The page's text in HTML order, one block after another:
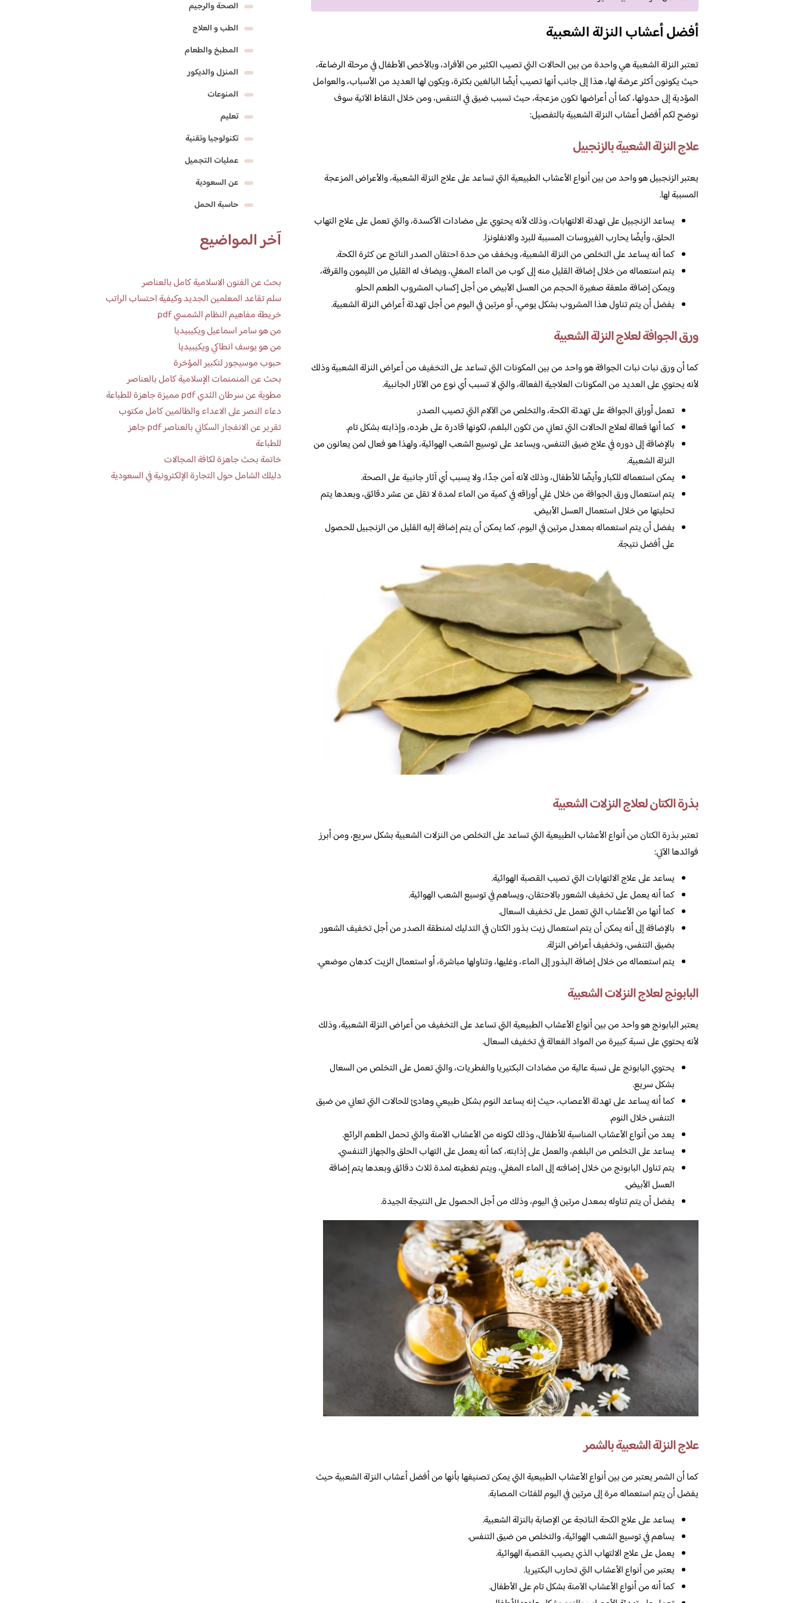
أفضل أعشاب النزلة الشعبية
تعتبر النزلة الشعبية هي واحدة من بين الحالات التي تصيب الكثير من الأفراد، وبالأخص الأطفال في مرحلة الرضاعة،
حيث يكونون أكثر عرضة لها، هذا إلى جانب أنها تصيب أيضًا البالغين بكثرة، ويكون لها العديد من الأسباب، والعوامل
المؤدية إلى حدوثها، كما أن أعراضها تكون مزعجة، حيث تسبب ضيق في التنفس، ومن خلال النقاط الآتية سوف
نوضح لكم أفضل أعشاب النزلة الشعبية بالتفصيل:
علاج النزلة الشعبية بالزنجبيل
يعتبر الزنجبيل هو واحد من بين أنواع الأعشاب الطبيعية التي تساعد على علاج النزلة الشعبية، والأعراض المزعجة
المسببة لها.
يساعد الزنجبيل على تهدئة الالتهابات، وذلك لأنه يحتوي على مضادات الأكسدة، والتي تعمل على علاج التهاب
الحلق، وأيضًا يحارب الفيروسات المسببة للبرد والانفلونزا.
كما أنه يساعد على التخلص من النزلة الشعبية، ويخفف من حدة احتقان الصدر الناتج عن كثرة الكحة.
يتم استعماله من خلال إضافة القليل منه إلى كوب من الماء المغلي، ويضاف له القليل من الليمون والقرفة،
ويمكن إضافة ملعقة صغيرة الحجم من العسل الأبيض من أجل إكساب المشروب الطعم الحلو.
يفضل أن يتم تناول هذا المشروب بشكل يومي، أو مرتين في اليوم من أجل تهدئة أعراض النزلة الشعبية.
ورق الجوافة لعلاج النزلة الشعبية
كما أن ورق نبات نبات الجوافة هو واحد من بين المكونات التي تساعد على التخفيف من أعراض النزلة الشعبية وذلك
لأنه يحتوي على العديد من المكونات العلاجية الفعالة، والتي لا تسبب أي نوع من الآثار الجانبية.
تعمل أوراق الجوافة على تهدئة الكحة، والتخلص من الآلام التي تصيب الصدر.
كما أنها فعالة لعلاج الحالات التي تعاني من تكون البلغم، لكونها قادرة على طرده، وإذابته بشكل تام.
بالإضافة إلى دوره في علاج ضيق التنفس، ويساعد على توسيع الشعب الهوائية، ولهذا هو فعال لمن يعانون من
النزلة الشعبية.
يمكن استعماله للكبار وأيضًا للأطفال، وذلك لأنه آمن جدًا، ولا يسبب أي آثار جانبية على الصحة.
يتم استعمال ورق الجوافة من خلال غلي أوراقه في كمية من الماء لمدة لا تقل عن عشر دقائق، وبعدها يتم
تحليتها من خلال استعمال العسل الأبيض.
يفضل أن يتم استعماله بمعدل مرتين في اليوم، كما يمكن أن يتم إضافة إليه القليل من الزنجبيل للحصول
على أفضل نتيجة.
بذرة الكتان لعلاج النزلات الشعبية
تعتبر بذرة الكتان من أنواع الأعشاب الطبيعية التي تساعد على التخلص من النزلات الشعبية بشكل سريع، ومن أبرز
فوائدها الآتي:
يساعد على علاج الالتهابات التي تصيب القصبة الهوائية.
كما أنه يعمل على تخفيف الشعور بالاحتقان، ويساهم في توسيع الشعب الهوائية.
كما أنها من الأعشاب التي تعمل على تخفيف السعال.
بالإضافة إلى أنه يمكن أن يتم استعمال زيت بذور الكتان في التدليك لمنطقة الصدر من أجل تخفيف الشعور
بضيق التنفس، وتخفيف أعراض النزلة.
يتم استعماله من خلال إضافة البذور إلى الماء، وغليها، وتناولها مباشرة، أو استعمال الزيت كدهان موضعي.
البابونج لعلاج النزلات الشعبية
يعتبر البابونج هو واحد من بين أنواع الأعشاب الطبيعية التي تساعد على التخفيف من أعراض النزلة الشعبية، وذلك
لأنه يحتوي على نسبة كبيرة من المواد الفعالة في تخفيف السعال.
يحتوي البابونج على نسبة عالية من مضادات البكتيريا والفطريات، والتي تعمل على التخلص من السعال
بشكل سريع.
كما أنه يساعد على تهدئة الأعصاب، حيث إنه يساعد النوم بشكل طبيعي وهادئ للحالات التي تعاني من ضيق
التنفس خلال النوم.
يعد من أنواع الأعشاب المناسبة للأطفال، وذلك لكونه من الأعشاب الآمنة والتي تحمل الطعم الرائع.
يساعد على التخلص من البلغم، والعمل على إذابته، كما أنه يعمل على التهاب الحلق والجهاز التنفسي.
يتم تناول البابونج من خلال إضافته إلى الماء المغلي، ويتم تغطيته لمدة ثلاث دقائق وبعدها يتم إضافة
العسل الأبيض.
يفضل أن يتم تناوله بمعدل مرتين في اليوم، وذلك من أجل الحصول على النتيجة الجيدة.
علاج النزلة الشعبية بالشمر
كما أن الشمر يعتبر من بين أنواع الأعشاب الطبيعية التي يمكن تصنيفها بأنها من أفضل أعشاب النزلة الشعبية حيث
يفضل أن يتم استعماله مرة إلى مرتين في اليوم للفئات المصابة.
يساعد على علاج الكحة الناتجة عن الإصابة بالنزلة الشعبية.
يساهم في توسيع الشعب الهوائية، والتخلص من ضيق التنفس.
يعمل على علاج الالتهاب الذي يصيب القصبة الهوائية.
يعتبر من أنواع الأعشاب التي تحارب البكتيريا.
كما أنه من أنواع الأعشاب الآمنة بشكل تام على الأطفال.
الصحة والرجيم
الطب و العلاج
المطبخ والطعام
المنزل والديكور
المنوعات
تعليم
تكنولوجيا وتقنية
عمليات التجميل
عن السعودية
حاسبة الحمل
آخر المواضيع
بحث عن الفنون الاسلامية كامل بالعناصر
سلم تقاعد المعلمين الجديد وكيفية احتساب الراتب
خريطة مفاهيم النظام الشمسي pdf
من هو سامر اسماعيل ويكيبيديا
من هو يوسف انطاكي ويكيبيديا
حبوب موسيجور لتكبير المؤخرة
بحث عن المنمنمات الإسلامية كامل بالعناصر
مطوية عن سرطان الثدي pdf مميزة جاهزة للطباعة
دعاء النصر على الاعداء والظالمين كامل مكتوب
تقرير عن الانفجار السكاني بالعناصر pdf جاهز
للطباعة
خاتمة بحث جاهزة لكافة المجالات
دليلك الشامل حول التجارة الإلكترونية في السعودية